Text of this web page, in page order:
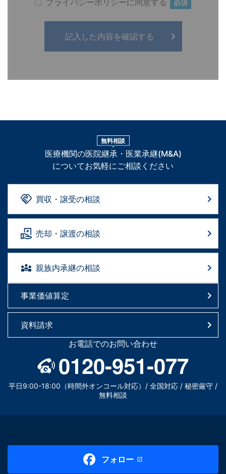
プライバシーポリシーに同意する 必須
無料相談
医療機関の医院継承・医業承継(M&A)
についてお気軽にご相談ください
買収・譲受の相談
売却・譲渡の相談
親族内承継の相談
事業価値算定
資料請求
お電話でのお問い合わせ
0120-951-077
平日9:00-18:00（時間外オンコール対応）/ 全国対応 / 秘密厳守 /
無料相談
フォロー